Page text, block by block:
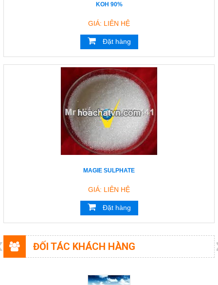
KOH 90%
GIÁ: LIÊN HỆ
Đặt hàng
MAGIE SULPHATE
GIÁ: LIÊN HỆ
Đặt hàng
ĐỐI TÁC KHÁCH HÀNG